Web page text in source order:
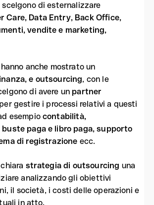
scelgono di esternalizzare
Care, Data Entry, Back Office,
vendite e marketing,
anche mostrato un
e outsourcing, con le
di avere un partner
per gestire i processi relativi a questi
esempiocontabilità,
paga e libro paga, supporto
di registrazione ecc.
strategia di outsourcing una
analizzando gli obiettivi
il società, i costi delle operazioni e
in atto.